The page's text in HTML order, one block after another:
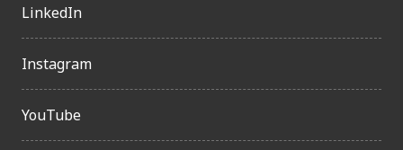
LinkedIn
Instagram
YouTube